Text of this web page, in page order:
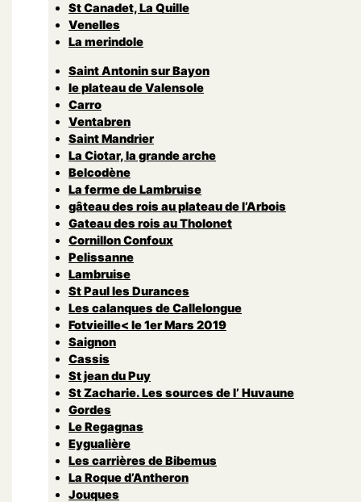
St Canadet, La Quille
Venelles
La merindole
Saint Antonin sur Bayon
le plateau de Valensole
Carro
Ventabren
Saint Mandrier
La Ciotar, la grande arche
Belcodène
La ferme de Lambruise
gâteau des rois au plateau de l’Arbois
Gateau des rois au Tholonet
Cornillon Confoux
Pelissanne
Lambruise
St Paul les Durances
Les calanques de Callelongue
Fotvieille< le 1er Mars 2019
Saignon
Cassis
St jean du Puy
St Zacharie. Les sources de l’ Huvaune
Gordes
Le Regagnas
Eygualière
Les carrières de Bibemus
La Roque d’Antheron
Jouques